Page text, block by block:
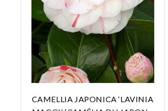
CAMELLIA JAPONICA ‘LAVINIA